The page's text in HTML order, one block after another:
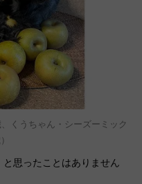
くうちゃん・シーズーミック
と思ったことはありません